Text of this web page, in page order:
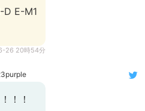
D E-M1
26 20時54分
！！